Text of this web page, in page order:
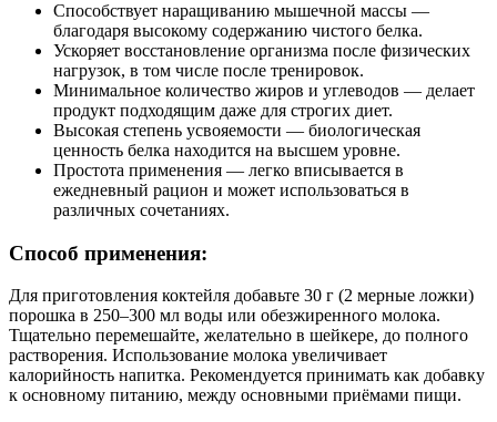
Способствует наращиванию мышечной массы —
благодаря высокому содержанию чистого белка.
Ускоряет восстановление организма после физических
нагрузок, в том числе после тренировок.
Минимальное количество жиров и углеводов — делает
продукт подходящим даже для строгих диет.
Высокая степень усвояемости — биологическая
ценность белка находится на высшем уровне.
Простота применения — легко вписывается в
ежедневный рацион и может использоваться в
различных сочетаниях.
Способ применения:
Для приготовления коктейля добавьте 30 г (2 мерные ложки)
порошка в 250–300 мл воды или обезжиренного молока.
Тщательно перемешайте, желательно в шейкере, до полного
растворения. Использование молока увеличивает
калорийность напитка. Рекомендуется принимать как добавку
к основному питанию, между основными приёмами пищи.